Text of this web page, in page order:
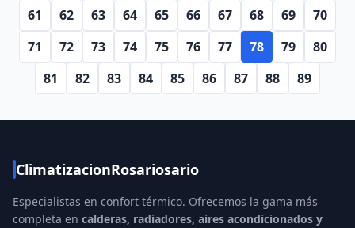
61
62 63 64 65 66 67 68 69
70
71
72 73 74 75 76 77 78 79
80
81
82 83 84 85 86 87 88 89
ClimatizacionRosariosario
Especialistas en confort térmico. Ofrecemos la gama más
completa en calderas, radiadores, aires acondicionados y